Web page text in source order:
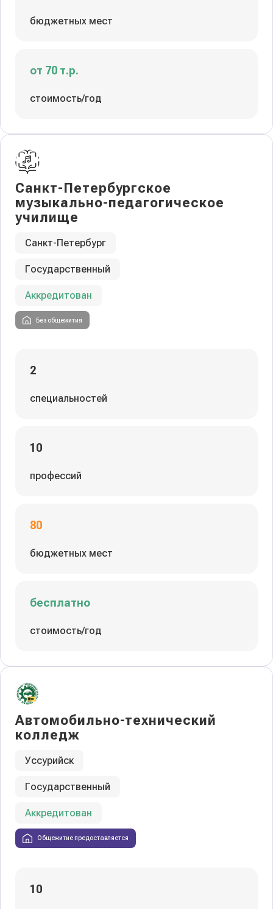
бюджетных мест
от 70 т.р.
стоимость/год
Санкт-Петербургское
музыкально-педагогическое
училище
Санкт-Петербург
Государственный
Аккредитован
Без общежития
2
специальностей
10
профессий
80
бюджетных мест
бесплатно
стоимость/год
Автомобильно-технический
колледж
Уссурийск
Государственный
Аккредитован
Общежитие предоставляется
10